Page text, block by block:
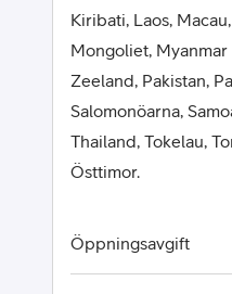
Samsung Galaxy Watch
Alla smartwatches
Kiribati, Laos,
Mongoliet,
Zeeland, Pakistan,
Salomonöarna,
Thailand, Tokelau,
Östtimor.
Öppningsavgift